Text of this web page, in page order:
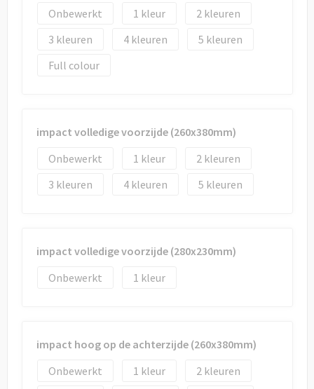
Onbewerkt
1
2
3
4
5
Full colour
impact volledige voorzijde (260x380mm)
Onbewerkt
1
2
3
4 5
impact volledige voorzijde (280x230mm)
Onbewerkt
1
impact hoog op de achterzijde (260x380mm)
Onbewerkt
1
2